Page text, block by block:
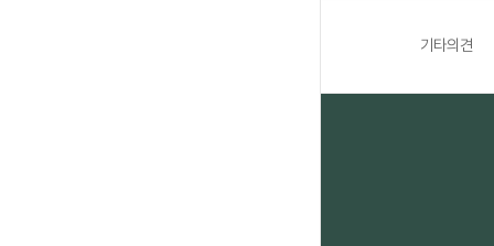
기타의견